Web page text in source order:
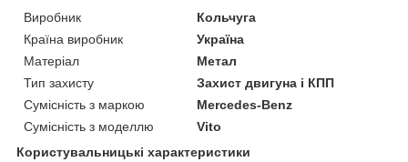
Виробник
Кольчуга
Країна виробник
Україна
Матеріал
Метал
Тип захисту
Захист двигуна і КПП
Сумісність з маркою
Mercedes-Benz
Сумісність з моделлю
Vito
Користувальницькі характеристики